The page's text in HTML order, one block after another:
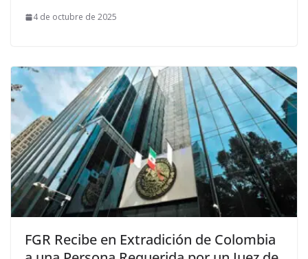
4 de octubre de 2025
FGR Recibe en Extradición de Colombia